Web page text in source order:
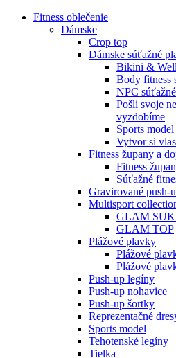
Fitness oblečenie
Dámske
Crop top
Dámske súťažné
Bikini &
Body fitness
NPC
Pošli svoje
vyzdobíme
Sports model
Vytvor si
Fitness župany a
Fitness
Súťažné
Gravirované push-
Multisport
GLAM
GLAM TOP
Plážové plavky
Plážové
Plážové
Push-up legíny
Push-up nohavice
Push-up šortky
Reprezentačné
Sports model
Tehotenské legíny
Tielka